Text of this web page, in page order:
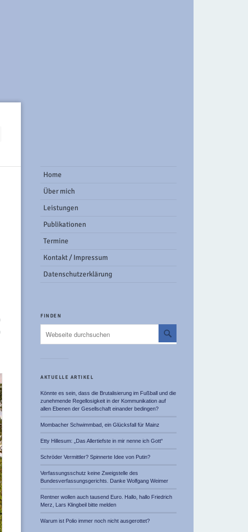
Facebook Group
Home
Über mich
Leistungen
Publikationen
Termine
Kontakt / Impressum
Datenschutzerklärung
FINDEN
AKTUELLE ARTIKEL
Könnte es sein, dass die Brutalisierung im Fußball und die
zunehmende Regellosigkeit in der Kommunikation auf
allen Ebenen der Gesellschaft einander bedingen?
Mombacher Schwimmbad, ein Glücksfall für Mainz
Etty Hillesum: „Das Allertiefste in mir nenne ich Gott“
Schröder Vermittler? Spinnerte Idee von Putin?
Verfassungsschutz keine Zweigstelle des
Bundesverfassungsgerichts. Danke Wolfgang Weimer
Rentner wollen auch tausend Euro. Hallo, hallo Friedrich
Merz, Lars Klingbeil bitte melden
Warum ist Polio immer noch nicht ausgerottet?